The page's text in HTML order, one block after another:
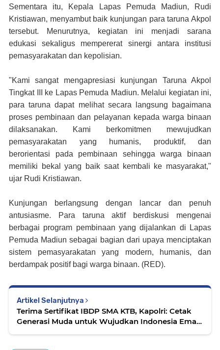
Sementara itu, Kepala Lapas Pemuda Madiun, Rudi
Kristiawan, menyambut baik kunjungan para taruna Akpol
tersebut. Menurutnya, kegiatan ini menjadi sarana
edukasi sekaligus mempererat sinergi antara institusi
pemasyarakatan dan kepolisian.
"Kami sangat mengapresiasi kunjungan Taruna Akpol
Tingkat III ke Lapas Pemuda Madiun. Melalui kegiatan ini,
para taruna dapat melihat secara langsung bagaimana
proses pembinaan dan pelayanan kepada warga binaan
dilaksanakan. Kami berkomitmen mewujudkan
pemasyarakatan yang humanis, produktif, dan
berorientasi pada pembinaan sehingga warga binaan
memiliki bekal yang baik saat kembali ke masyarakat,"
ujar Rudi Kristiawan.
Kunjungan berlangsung dengan lancar dan penuh
antusiasme. Para taruna aktif berdiskusi mengenai
berbagai program pembinaan yang dijalankan di Lapas
Pemuda Madiun sebagai bagian dari upaya menciptakan
sistem pemasyarakatan yang modern, humanis, dan
berdampak positif bagi warga binaan. (RED).
Artikel Selanjutnya
Terima Sertifikat IBDP SMA KTB, Kapolri: Cetak
Generasi Muda untuk Wujudkan Indonesia Emas